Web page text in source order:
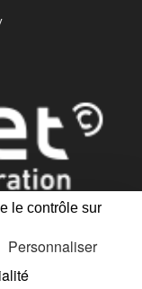
le contrôle sur
Personnaliser
conforme